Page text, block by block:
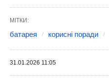
МІТКИ:
батарея корисні поради
31.01.2026 11:05